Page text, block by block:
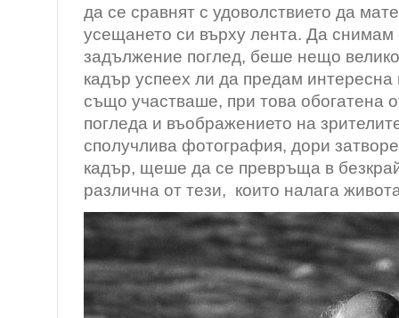
да се сравнят с удоволствието да
усещането си върху лента. Да
задължение поглед, беше нещо
кадър успеех ли да предам
също участваше, при това обогатена
погледа и въображението на
сполучлива фотография, дори
кадър, щеше да се превръща в
различна от тези, които налага